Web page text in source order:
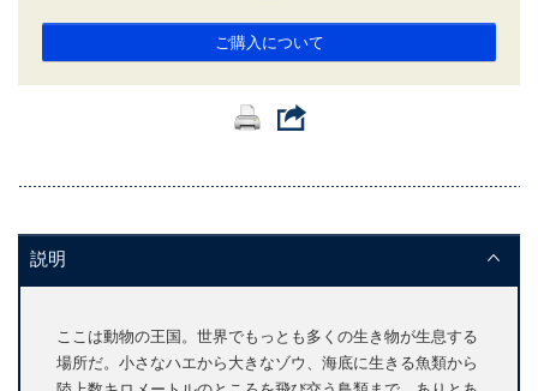
ご購入について
説明
ここは動物の王国。世界でもっとも多くの生き物が生息する
場所だ。小さなハエから大きなゾウ、海底に生きる魚類から